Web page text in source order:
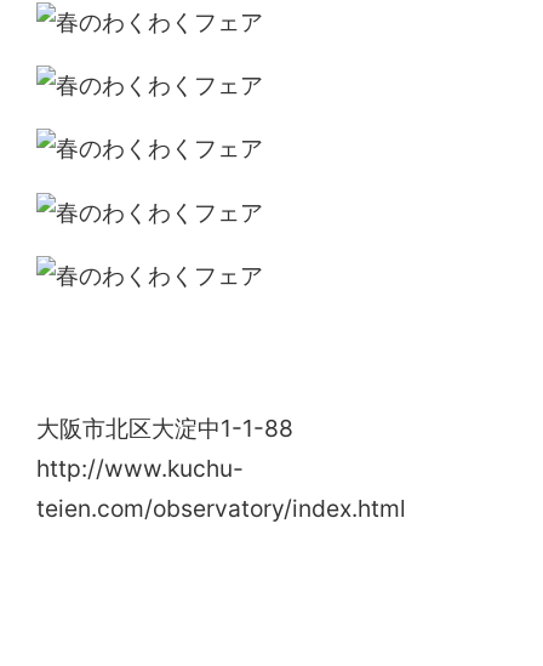
大阪市北区大淀中1-1-88
http://www.kuchu-
teien.com/observatory/index.html